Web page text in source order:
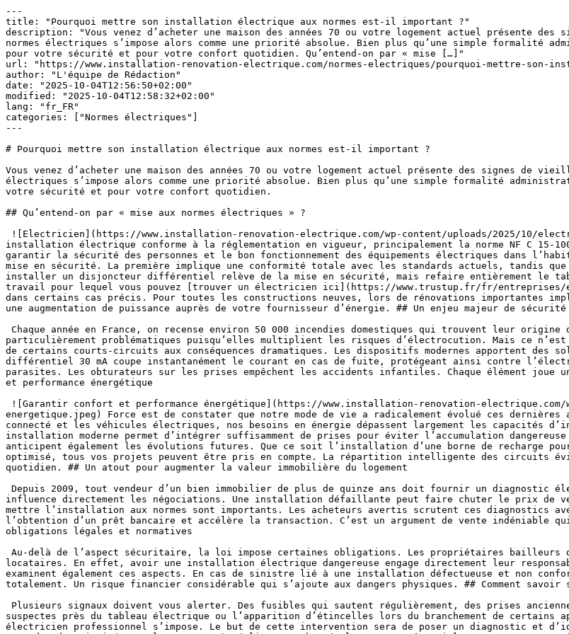
---
title: "Pourquoi mettre son installation électrique aux normes est-il important ?"
description: "Vous venez d’acheter une maison des années 70 ou votre logement actuel présente
normes électriques s’impose alors comme une priorité absolue. Bien plus qu’une simple formalité
pour votre sécurité et pour votre confort quotidien. Qu’entend-on par « mise […]"
url: "https://www.installation-renovation-electrique.com/normes-electriques/pourquoi-mettre-son-
author: "L'équipe de Rédaction"
date: "2025-10-04T12:56:50+02:00"
modified: "2025-10-04T12:58:32+02:00"
lang: "fr_FR"
categories: ["Normes électriques"]
---
# Pourquoi mettre son installation électrique aux normes est-il important ?
Vous venez d’acheter une maison des années 70 ou votre logement actuel présente des signes de
électriques s’impose alors comme une priorité absolue. Bien plus qu’une simple formalité
votre sécurité et pour votre confort quotidien.
## Qu’entend-on par « mise aux normes électriques » ?
installation électrique conforme à la réglementation en vigueur, principalement la norme NF C 15-
garantir la sécurité des personnes et le bon fonctionnement des équipements électriques dans
mise en sécurité. La première implique une conformité totale avec les standards actuels, tandis
installer un disjoncteur différentiel relève de la mise en sécurité, mais refaire entièrement le
travail pour lequel vous pouvez [trouver un électricien ici](https://www.trustup.fr/fr/entreprises/
dans certains cas précis. Pour toutes les constructions neuves, lors de rénovations importantes
une augmentation de puissance auprès de votre fournisseur d’énergie. ## Un enjeu majeur de
particulièrement problématiques puisqu’elles multiplient les risques d’électrocution. Mais ce
de certains courts-circuits aux conséquences dramatiques. Les dispositifs modernes apportent des
différentiel 30 mA coupe instantanément le courant en cas de fuite, protégeant ainsi contre
parasites. Les obturateurs sur les prises empêchent les accidents infantiles. Chaque élément
et performance énergétique
energetique.jpeg) Force est de constater que notre mode de vie a radicalement évolué ces
connecté et les véhicules électriques, nos besoins en énergie dépassent largement les capacités
installation moderne permet d’intégrer suffisamment de prises pour éviter l’accumulation
anticipent également les évolutions futures. Que ce soit l’installation d’une borne de recharge
optimisé, tous vos projets peuvent être pris en compte. La répartition intelligente des circuits
quotidien. ## Un atout pour augmenter la valeur immobilière du logement
influence directement les négociations. Une installation défaillante peut faire chuter le prix de
mettre l’installation aux normes sont importants. Les acheteurs avertis scrutent ces diagnostics
l’obtention d’un prêt bancaire et accélère la transaction. C’est un argument de vente
obligations légales et normatives
locataires. En effet, avoir une installation électrique dangereuse engage directement leur
examinent également ces aspects. En cas de sinistre lié à une installation défectueuse et non
totalement. Un risque financier considérable qui s’ajoute aux dangers physiques. ## Comment
suspectes près du tableau électrique ou l’apparition d’étincelles lors du branchement de certains
électricien professionnel s’impose. Le but de cette intervention sera de poser un diagnostic et